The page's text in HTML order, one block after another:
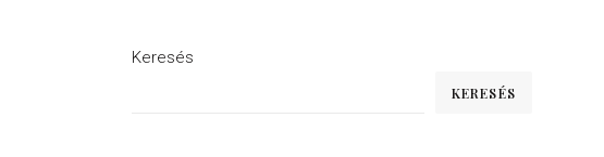
Keresés
KERESÉS